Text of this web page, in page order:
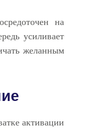
на
усиливает
желанным
активации